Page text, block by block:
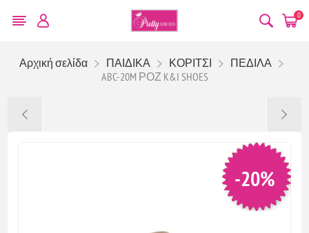
0
Αρχική σελίδα ΠΑΙΔΙΚΑ ΚΟΡΙΤΣΙ
ΠΕΔΙΛΑ
ABC-20M ΡΟΖ K&I SHOES
-20%